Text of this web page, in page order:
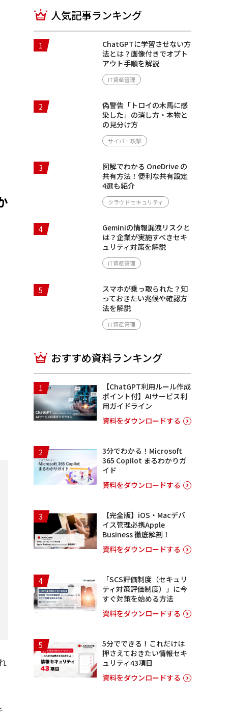
人気記事ランキング
1
ChatGPTに学習させない方
法とは？画像付きでオプト
アウト手順を解説
IT資産管理
2
偽警告「トロイの木馬に感
染した」の消し方・本物と
の見分け方
サイバー攻撃
3
図解でわかる OneDrive の
共有方法！便利な共有設定
4選も紹介
クラウドセキュリティ
4
Geminiの情報漏洩リスクと
は？企業が実施すべきセキ
ュリティ対策を解説
IT資産管理
5
スマホが乗っ取られた？知
っておきたい兆候や確認方
法を解説
IT資産管理
おすすめ資料ランキング
1
【ChatGPT利用ルール作成
ポイント付】AIサービス利
用ガイドライン
資料をダウンロードする
2
3分でわかる！Microsoft
365 Copilot まるわかりガ
イド
資料をダウンロードする
3
【完全版】iOS・Macデバ
イス管理必携Apple
Business 徹底解剖！
資料をダウンロードする
4
「SCS評価制度（セキュリ
ティ対策評価制度）」に今
すぐ対策を始める方法
資料をダウンロードする
5
5分でできる！これだけは
押さえておきたい情報セキ
ュリティ43項目
資料をダウンロードする